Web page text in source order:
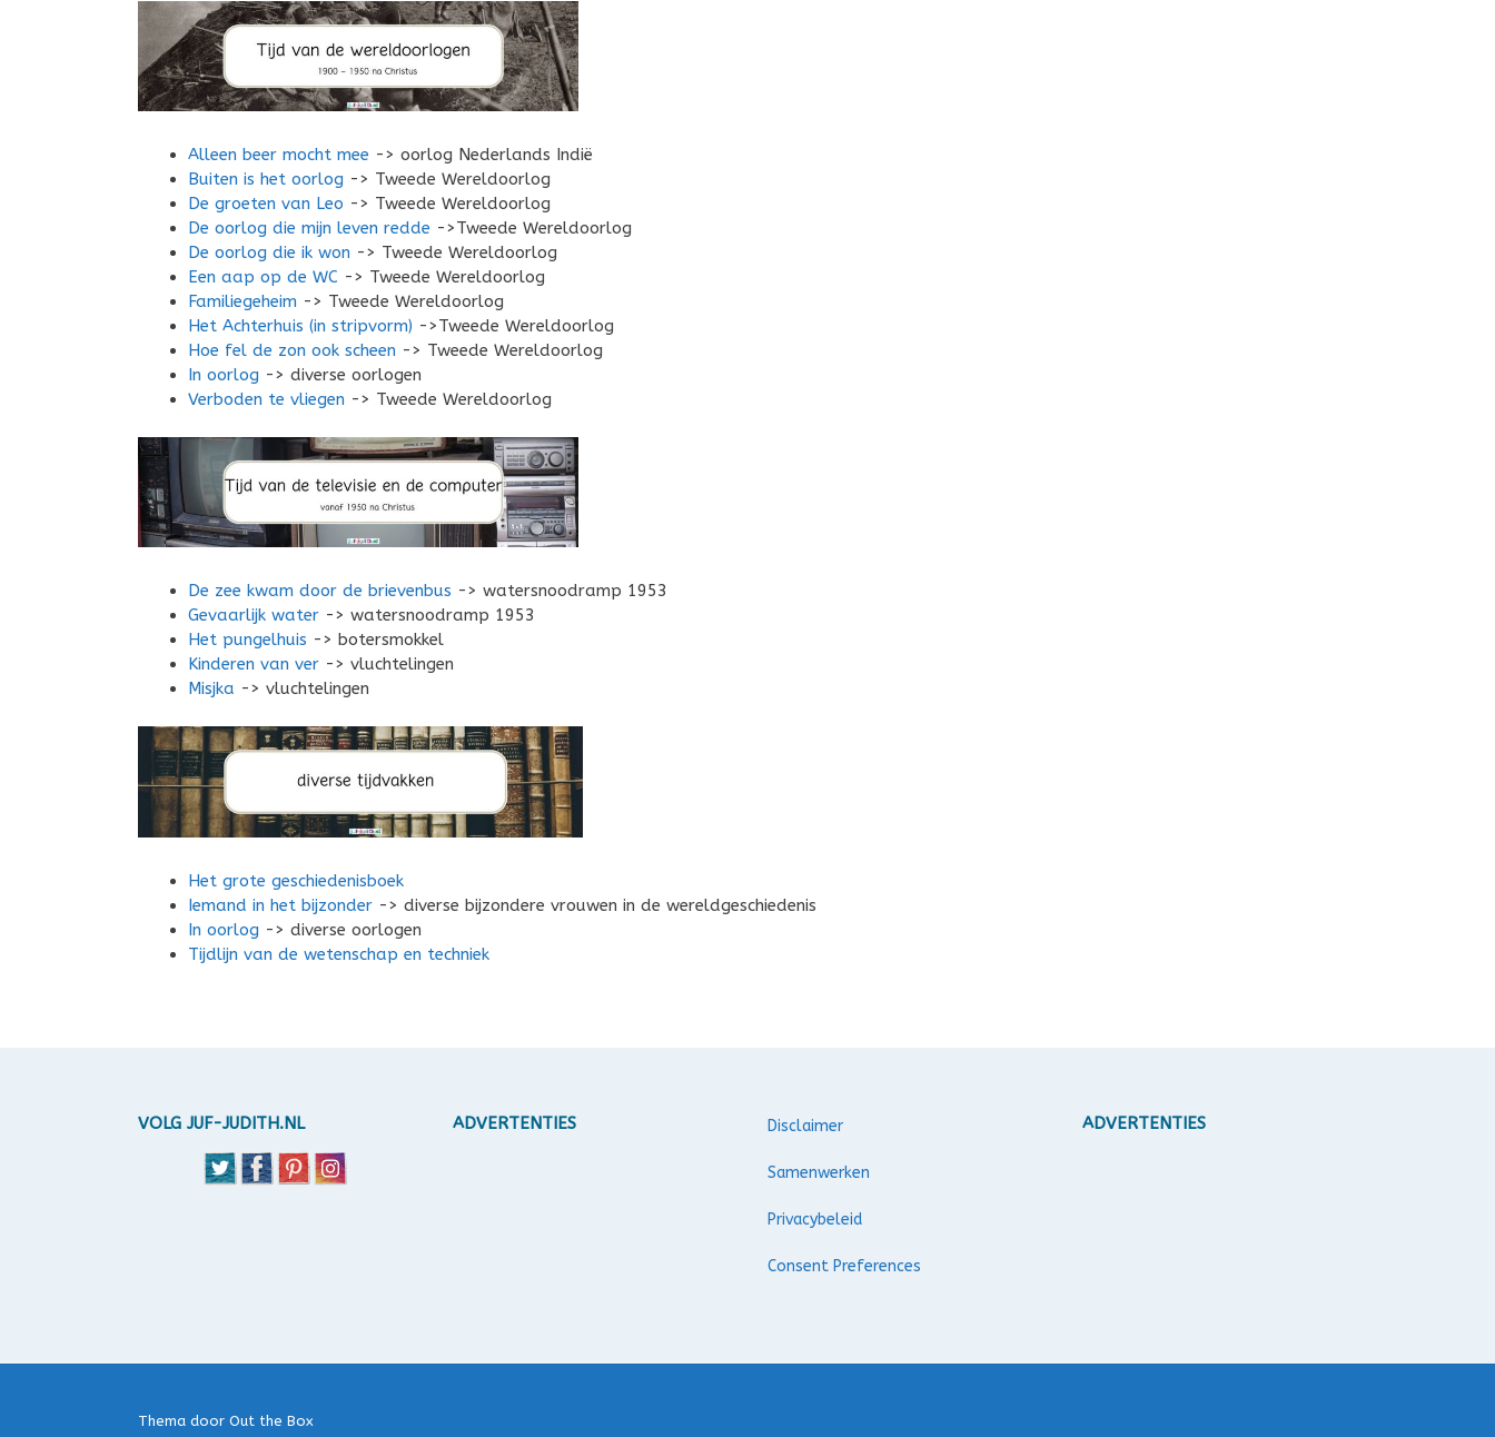
Alleen beer mocht mee -> oorlog Nederlands Indië
Buiten is het oorlog -> Tweede Wereldoorlog
De groeten van Leo -> Tweede Wereldoorlog
De oorlog die mijn leven redde ->Tweede Wereldoorlog
De oorlog die ik won -> Tweede Wereldoorlog
Een aap op de WC -> Tweede Wereldoorlog
Familiegeheim -> Tweede Wereldoorlog
Het Achterhuis (in stripvorm) ->Tweede Wereldoorlog
Hoe fel de zon ook scheen -> Tweede Wereldoorlog
In oorlog -> diverse oorlogen
Verboden te vliegen -> Tweede Wereldoorlog
De zee kwam door de brievenbus -> watersnoodramp 1953
Gevaarlijk water -> watersnoodramp 1953
Het pungelhuis -> botersmokkel
Kinderen van ver -> vluchtelingen
Misjka -> vluchtelingen
Het grote geschiedenisboek
Iemand in het bijzonder -> diverse bijzondere vrouwen in de wereldgeschiedenis
In oorlog -> diverse oorlogen
Tijdlijn van de wetenschap en techniek
VOLG JUF-JUDITH.NL ADVERTENTIES Disclaimer
Samenwerken
Privacybeleid
Consent Preferences
ADVERTENTIES
Thema door Out the Box